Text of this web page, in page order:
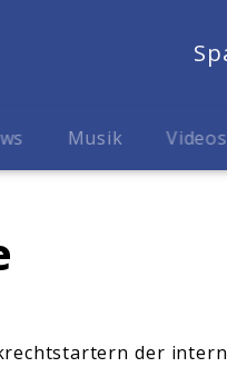
Musik Videos
der